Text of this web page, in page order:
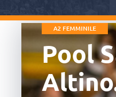
A2 FEMMINILE
Pool